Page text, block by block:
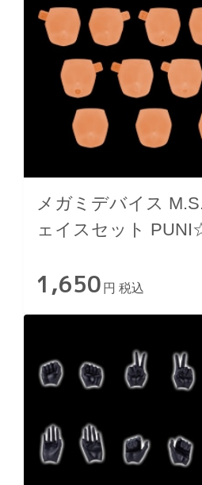
メガミデバイス
ェイスセット
1,650 円 税込